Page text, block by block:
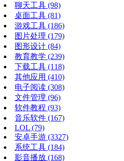
聊天工具 (98)
桌面工具 (81)
游戏工具 (186)
图片处理 (179)
图形设计 (84)
教育教学 (239)
下载工具 (118)
其他应用 (410)
电子阅读 (308)
文件管理 (96)
软件教程 (93)
音乐软件 (167)
LOL (79)
安卓手游 (3327)
系统工具 (184)
影音播放 (168)